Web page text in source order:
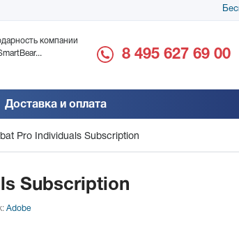
компании
благодарность за
8 495 627 69 00
Доставка и оплата
Pro Individuals Subscription
Subscription
Adobe